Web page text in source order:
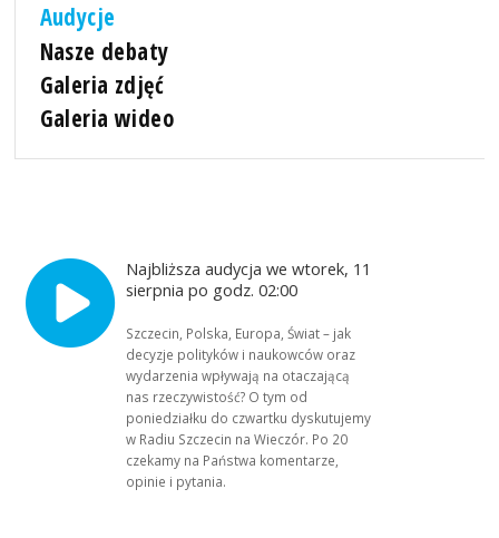
Audycje
Nasze debaty
Galeria zdjęć
Galeria wideo
Najbliższa audycja we wtorek, 11
sierpnia po godz. 02:00
Szczecin, Polska, Europa, Świat – jak
decyzje polityków i naukowców oraz
wydarzenia wpływają na otaczającą
nas rzeczywistość? O tym od
poniedziałku do czwartku dyskutujemy
w Radiu Szczecin na Wieczór. Po 20
czekamy na Państwa komentarze,
opinie i pytania.